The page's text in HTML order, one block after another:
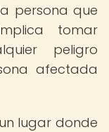
persona que
tomar
peligro
afectada
lugar donde